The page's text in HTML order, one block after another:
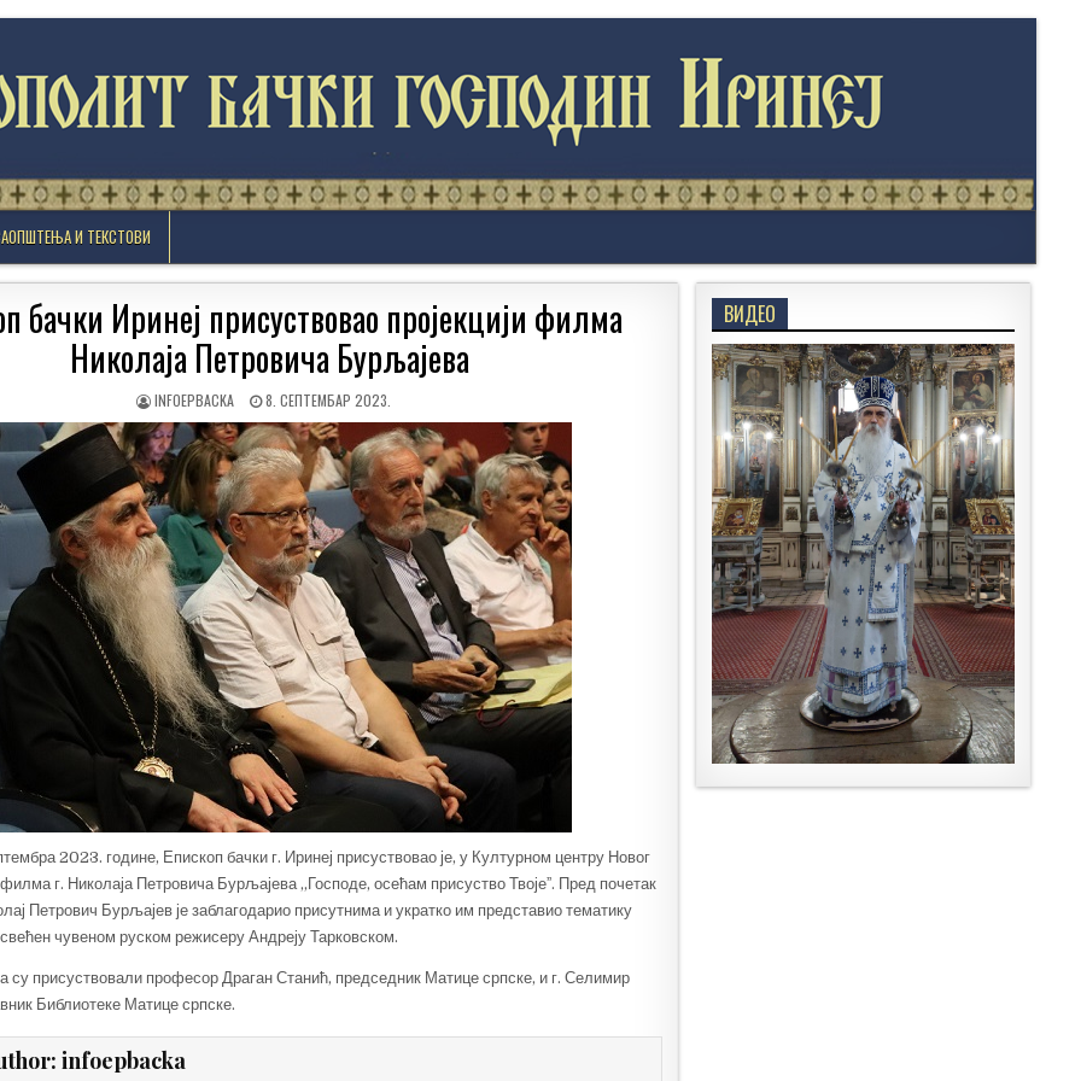
И ТЕКСТОВИ
бачки Иринеј присуствовао пројекцији филма
Николаја Петровича Бурљајева
AUTHOR:
INFOEPBACKA
PUBLISHED
DATE:
8. СЕПТЕМБАР 2023.
2023. године, Епископ бачки г. Иринеј присуствовао је, у Културном центру Новог
филма г. Николаја Петровича Бурљајева „Господе, осећам присуство Твојеˮ. Пред почетак
Петрович Бурљајев је заблагодарио присутнима и укратко им представио тематику
чувеном руском режисеру Андреју Тарковском.
су присуствовали професор Драган Станић, председник Матице српске, и г. Селимир
Библиотеке Матице српске.
infoepbacka
ВИДЕО